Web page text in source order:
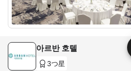
아르반 호텔
3つ星